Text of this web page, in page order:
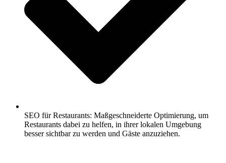
SEO für Restaurants: Maßgeschneiderte Optimierung, um
Restaurants dabei zu helfen, in ihrer lokalen Umgebung
besser sichtbar zu werden und Gäste anzuziehen.